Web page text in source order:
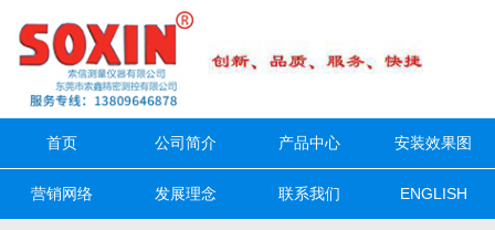
首页 公司简介 产品中心 安装效果图
营销网络 发展理念 联系我们 ENGLISH